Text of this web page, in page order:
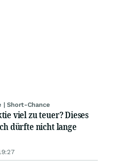
| Short-Chance
viel zu teuer? Dieses
dürfte nicht lange